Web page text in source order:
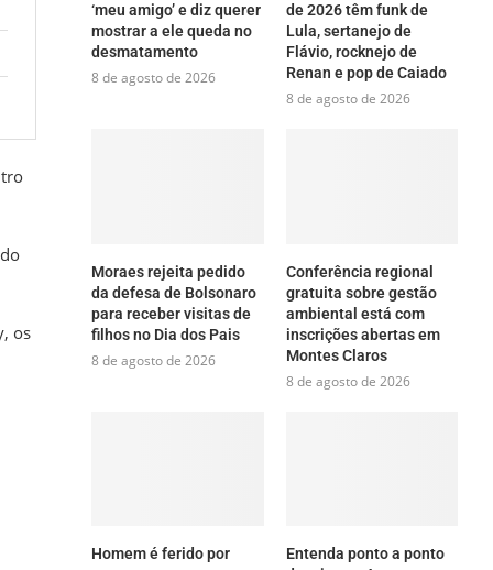
os
‘meu amigo’ e diz querer
mostrar a ele queda no
desmatamento
8 de agosto de 2026
de 2026 têm funk de
Lula, sertanejo de
Flávio, rocknejo de
Renan e pop de Caiado
8 de agosto de 2026
Moraes rejeita pedido
da defesa de Bolsonaro
para receber visitas de
filhos no Dia dos Pais
8 de agosto de 2026
Conferência regional
gratuita sobre gestão
ambiental está com
inscrições abertas em
Montes Claros
8 de agosto de 2026
Homem é ferido por
Entenda ponto a ponto